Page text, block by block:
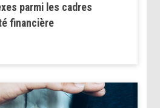
parmi les cadres
financière